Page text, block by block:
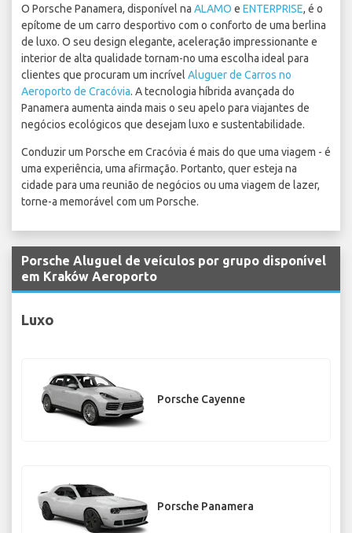
O Porsche Panamera, disponível na ALAMO e ENTERPRISE, é o
epítome de um carro desportivo com o conforto de uma berlina
de luxo. O seu design elegante, aceleração impressionante e
interior de alta qualidade tornam-no uma escolha ideal para
clientes que procuram um incrível Aluguer de Carros no
Aeroporto de Cracóvia. A tecnologia híbrida avançada do
Panamera aumenta ainda mais o seu apelo para viajantes de
negócios ecológicos que desejam luxo e sustentabilidade.
Conduzir um Porsche em Cracóvia é mais do que uma viagem - é
uma experiência, uma afirmação. Portanto, quer esteja na
cidade para uma reunião de negócios ou uma viagem de lazer,
torne-a memorável com um Porsche.
Porsche Aluguel de veículos por grupo disponível
em Kraków Aeroporto
Luxo
Porsche Cayenne
Porsche Panamera